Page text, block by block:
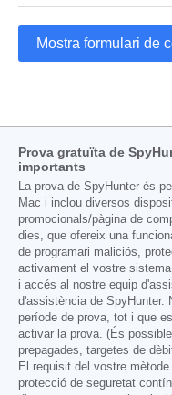
Mostra formulari de
Prova gratuïta de
importants
La prova de SpyHunter és
Mac i inclou diversos
promocionals/pàgina de
dies, que ofereix una
de programari maliciós,
activament el vostre
i accés al nostre equip
d'assistència de SpyHunter.
període de prova, tot i que
activar la prova. (És
prepagades, targetes de
El requisit del vostre
protecció de seguretat